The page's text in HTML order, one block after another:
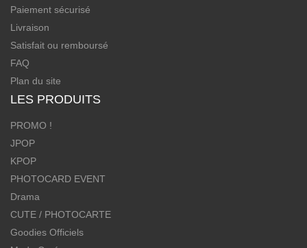
Paiement sécurisé
Livraison
Satisfait ou remboursé
FAQ
Plan du site
LES PRODUITS
PROMO !
JPOP
KPOP
PHOTOCARD EVENT
Drama
CUTE / PHOTOCARTE
Goodies Officiels